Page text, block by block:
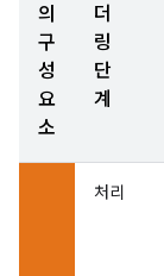
의
구
성
요
소
더
링
단
계
처리